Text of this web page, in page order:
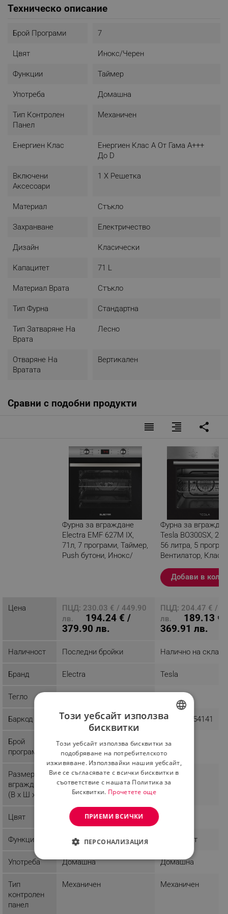
- Дължина на кабела: 1.36 метра
Техническо описание
Брой Програми 7
Цвят Инокс/Черен
Функции Таймер
Употреба Домашна
Тип Контролен
Панел
Механичен
Енергиен Клас
Енергиен Клас A От Гама A+++
До D
Включени
Аксесоари
1 X Решетка
Материал Стъкло
Захранване Електричество
Дизайн Класически
Капацитет 71 L
Материал Врата Стъкло
Тип Фурна Стандартна
Тип Затваряне На
Врата
Лесно
Отваряне На
Вратата
Вертикален
Сравни с подобни продукти
reorder format_align_right share
Фурна за вграждане
Electra EMF 627M IX,
71л, 7 програми, Таймер,
Push бутони, Инокс/
Фурна за
Tesla BO300SX,
56 литра, 5
Вентилатор, Клас
Добави в
Цена
ПЦД: 230.03 € / 449.90
лв.
194.24 € /
379.90 лв.
ПЦД: 204.47 € /
лв.
189.13 €
369.91 лв.
Наличност Последни бройки Налично на склад
Бранд Electra Tesla
Тегло
Баркод 1043759000005 8606018854141
Брой
програми
7
Размери за
вграждане
(В x Ш x Д)
Цвят Инокс/Черен
Функции Таймер Термостат
Употреба Домашна Домашна
Тип
контролен
панел
Механичен Механичен
ROMANIAN
Този уебсайт използва
бисквитки
Този уебсайт използва бисквитки за
подобряване на потребителското
изживяване. Използвайки нашия уебсайт,
Вие се съгласявате с всички бисквитки в
съответствие с нашата Политика за
Бисквитки. Прочетете още
ПРИЕМИ ВСИЧКИ
ПЕРСОНАЛИЗАЦИЯ
СТРОГО НЕОБХОДИМО
ЕФЕКТИВНОСТ